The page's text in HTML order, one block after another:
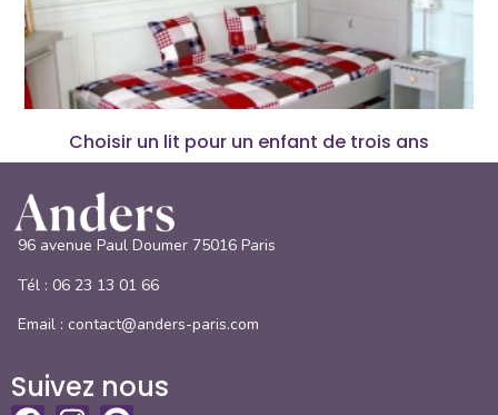
Choisir un lit pour un enfant de trois ans
Suivez nous
96 avenue Paul Doumer 75016 Paris
Tél : 06 23 13 01 66
Email : contact@anders-paris.com